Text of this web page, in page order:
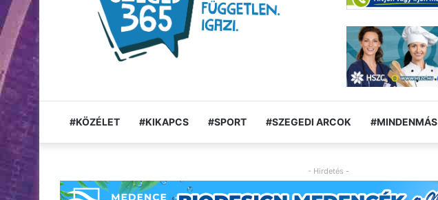
#KÖZÉLET #KIKAPCS #SPORT #SZEGEDI ARCOK #MINDENMÁS
- Hirdetés -